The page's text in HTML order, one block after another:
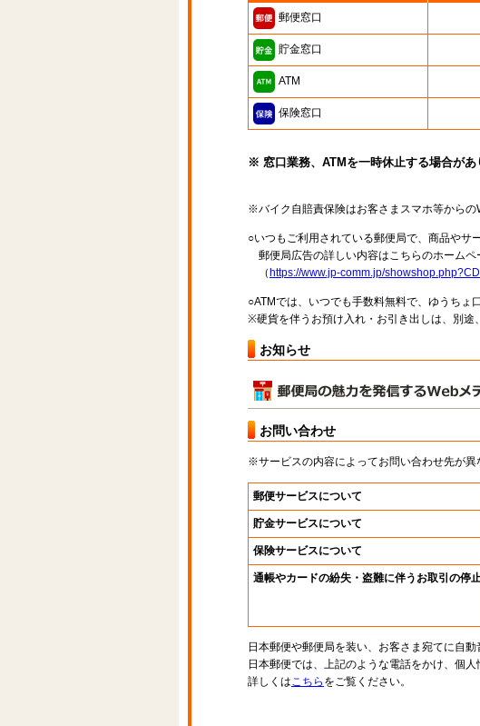
郵便窓口
貯金窓口
ATM
保険窓口
※ 窓口業務、ATMを一時休止する場合があ
※バイク自賠責保険はお客さまスマホ等からの
○いつもご利用されている郵便局で、商品やサ
郵便局広告の詳しい内容はこちらのホームペ
（ https://www.jp-comm.jp/
○ATMでは、いつでも手数料無料で、ゆうちょ
※硬貨を伴うお預け入れ・お引き出しは、別途
お知らせ
お問い合わせ
※サービスの内容によってお問い合わせ先が異
郵便サービスについて
貯金サービスについて
保険サービスについて
通帳やカードの紛失・盗難に伴うお取引の停
日本郵便や郵便局を装い、お客さま宛てに自
日本郵便では、上記のような電話をかけ、個人
詳しくはこちら をご覧ください。